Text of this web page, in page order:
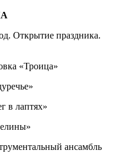
Открытие праздника.
«Троица»
в лаптях»
ансамбль